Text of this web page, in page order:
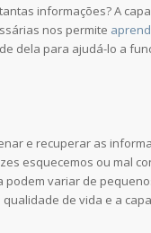
informações? A
nos permite
dela para ajudá-lo a
e recuperar as
esquecemos ou mal
variar de
qualidade de vida e a